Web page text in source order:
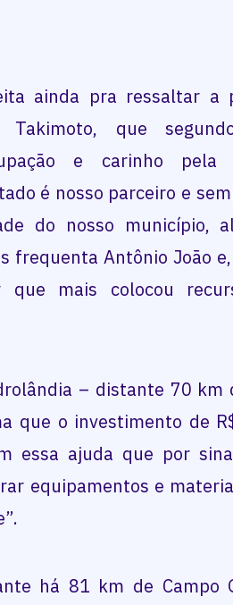
ainda pra ressaltar a
Takimoto, que
e carinho pela
é nosso parceiro e
do nosso município,
frequenta Antônio João
mais colocou
– distante 70 km
que o investimento de
essa ajuda que por
equipamentos e
há 81 km de Campo